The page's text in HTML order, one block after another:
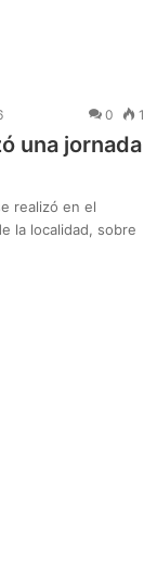
0 1
una jornada
realizó en el
la localidad, sobre